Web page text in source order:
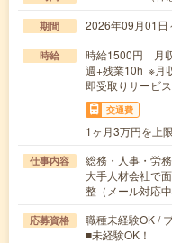
期間 2026年09月01
時給
時給1500円 月
週+残業10h ※月
即受取りサービ
交通費
1ヶ月3万円を上
仕事内容
総務・人事・労務
大手人材会社で
整（メール対応
応募資格
職種未経験OK /
■未経験OK！